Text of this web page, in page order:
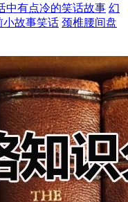
中有点冷的笑话故事 幻
小故事笑话 颈椎腰间盘